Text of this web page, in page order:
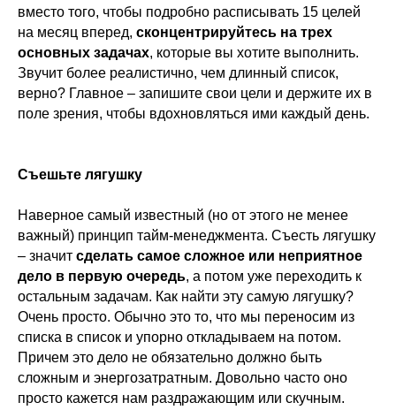
вместо того, чтобы подробно расписывать 15 целей
на месяц вперед, сконцентрируйтесь на трех
основных задачах, которые вы хотите выполнить.
Звучит более реалистично, чем длинный список,
верно? Главное – запишите свои цели и держите их в
поле зрения, чтобы вдохновляться ими каждый день.
Съешьте лягушку
Наверное самый известный (но от этого не менее
важный) принцип тайм-менеджмента. Съесть лягушку
– значит сделать самое сложное или неприятное
дело в первую очередь, а потом уже переходить к
остальным задачам. Как найти эту самую лягушку?
Очень просто. Обычно это то, что мы переносим из
списка в список и упорно откладываем на потом.
Причем это дело не обязательно должно быть
сложным и энергозатратным. Довольно часто оно
просто кажется нам раздражающим или скучным.